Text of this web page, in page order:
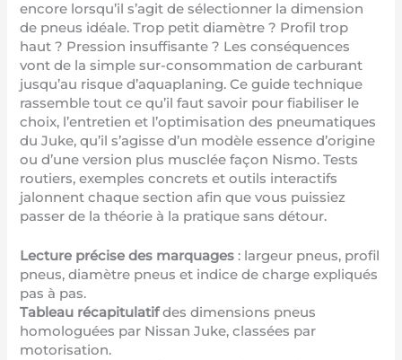
encore lorsqu’il s’agit de sélectionner la dimension
de pneus idéale. Trop petit diamètre ? Profil trop
haut ? Pression insuffisante ? Les conséquences
vont de la simple sur-consommation de carburant
jusqu’au risque d’aquaplaning. Ce guide technique
rassemble tout ce qu’il faut savoir pour fiabiliser le
choix, l’entretien et l’optimisation des pneumatiques
du Juke, qu’il s’agisse d’un modèle essence d’origine
ou d’une version plus musclée façon Nismo. Tests
routiers, exemples concrets et outils interactifs
jalonnent chaque section afin que vous puissiez
passer de la théorie à la pratique sans détour.
Lecture précise des marquages : largeur pneus, profil
pneus, diamètre pneus et indice de charge expliqués
pas à pas.
Tableau récapitulatifdes dimensions pneus
homologuées par Nissan Juke, classées par
motorisation.